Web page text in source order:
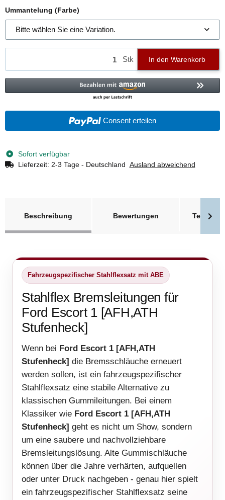
Ummantelung (Farbe)
Bitte wählen Sie eine Variation.
Stk In den Warenkorb
Consent erteilen
Sofort verfügbar
Lieferzeit: 2-3 Tage - Deutschland Ausland abweichend
Beschreibung
Bewertungen
Fahrzeugspezifischer Stahlflexsatz mit ABE
Stahlflex Bremsleitungen für
Ford Escort 1 [AFH,ATH
Stufenheck]
Wenn bei Ford Escort 1 [AFH,ATH
Stufenheck] die Bremsschläuche erneuert
werden sollen, ist ein fahrzeugspezifischer
Stahlflexsatz eine stabile Alternative zu
klassischen Gummileitungen. Bei einem
Klassiker wie Ford Escort 1 [AFH,ATH
Stufenheck] geht es nicht um Show, sondern
um eine saubere und nachvollziehbare
Bremsleitungslösung. Alte Gummischläuche
können über die Jahre verhärten, aufquellen
oder unter Druck nachgeben - genau hier spielt
ein fahrzeugspezifischer Stahlflexsatz seine